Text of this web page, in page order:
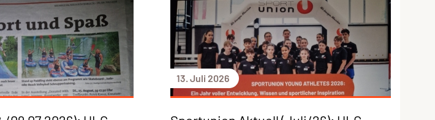
13. Juli 2026